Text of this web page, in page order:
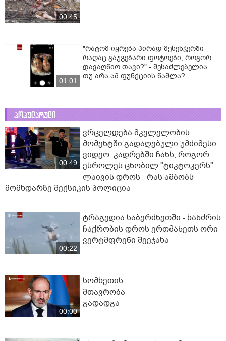
00:45
01:01
"რატომ იყრება პირად მესენჯერში
რაღაც გაუგებარი ფოტოები, როგორ
დავაღწიო თავი?" - შესაძლებელია
თუ არა ამ ფუნქციის წაშლა?
პოპულარული
00:49
ვრცელდება მკვლელობის
მომენტში გადაღებული უმძიმესი
ვიდეო: კადრებში ჩანს, როგორ
ესროლეს ცნობილ "ტიკტოკერს"
ლაივის დროს - რას ამბობს
მომხდარზე მექსიკის პოლიცია
00:22
ტრაგედია საბერძნეთში - ხანძრის
ჩაქრობის დროს ერთმანეთს ორი
ვერტმფრენი შეეჯახა
00:00
სომხეთის
მთავრობა
გადადგა